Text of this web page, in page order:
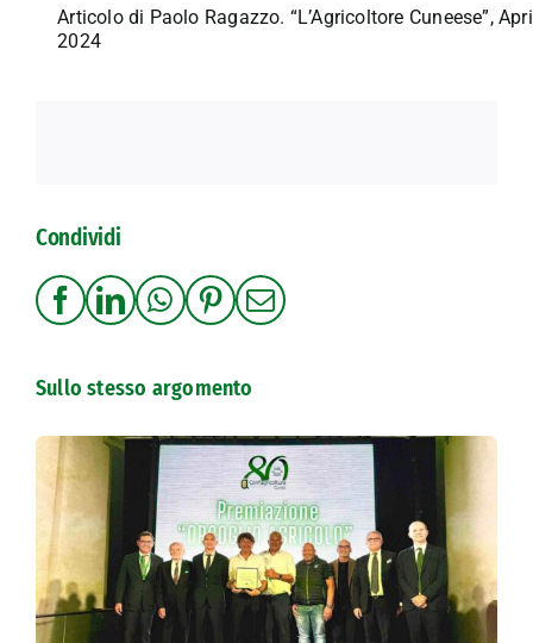
Articolo di Paolo Ragazzo. “L’Agricoltore Cuneese”,
2024
Condividi
Sullo stesso argomento